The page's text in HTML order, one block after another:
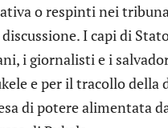
o respinti nei
I capi di
i giornalisti e i
e per il tracollo della
di potere alimentata